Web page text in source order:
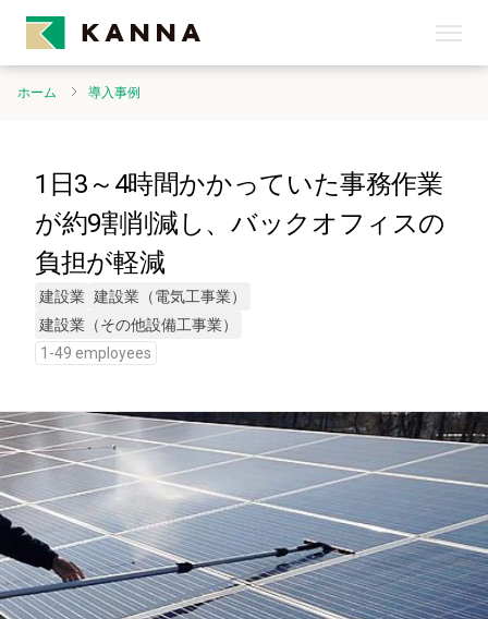
ホーム 導入事例
1日3～4時間かかっていた事務作業
が約9割削減し、バックオフィスの
負担が軽減
建設業 建設業（電気工事業）
建設業（その他設備工事業）
1-49 employees